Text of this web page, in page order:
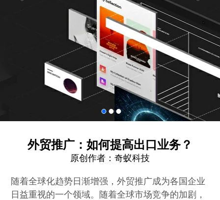
外贸推广：如何提高出口业务？
原创作者： 奇蚁科技
随着全球化趋势日渐增强，外贸推广成为各国企业
日益重视的一个领域。随着全球市场竞争的加剧，